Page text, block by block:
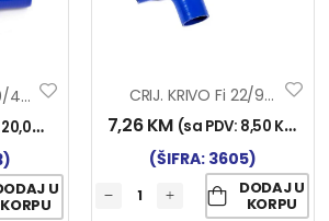
CRIJ. KRIVO Fi 50/45 200×200 SILIKON
20,00 KM
U
KORPU
CRIJ. KRIVO Fi 22/90 150×150 SILIKON
7,26KM (sa PDV: 8,50 KM
(ŠIFRA: 3605)
DODAJ U
KORPU